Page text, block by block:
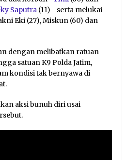
Saputra (11)—serta melukai
Eki (27), Miskun (60) dan
dengan melibatkan ratuan
satuan K9 Polda Jatim,
kondisi tak bernyawa di
aksi bunuh diri usai